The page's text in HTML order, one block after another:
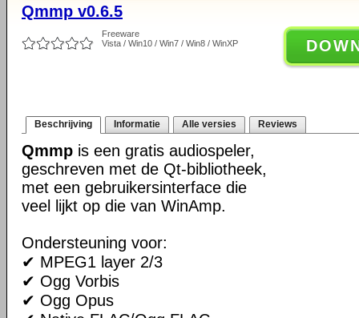
Qmmp v0.6.5
Freeware
Vista / Win10 / Win7 / Win8 / WinXP
Beschrijving Informatie Alle versies Reviews
Qmmp is een gratis audiospeler,
geschreven met de Qt-bibliotheek,
met een gebruikersinterface die
veel lijkt op die van WinAmp.
Ondersteuning voor:
✔ MPEG1 layer 2/3
✔ Ogg Vorbis
✔ Ogg Opus